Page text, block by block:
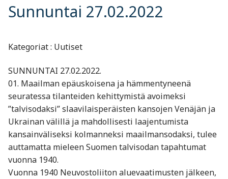
Sunnuntai 27.02.2022
Kategoriat : Uutiset
SUNNUNTAI 27.02.2022.
01. Maailman epäuskoisena ja hämmentyneenä
seuratessa tilanteiden kehittymistä avoimeksi
”talvisodaksi” slaavilaisperäisten kansojen Venäjän ja
Ukrainan välillä ja mahdollisesti laajentumista
kansainväliseksi kolmanneksi maailmansodaksi, tulee
auttamatta mieleen Suomen talvisodan tapahtumat
vuonna 1940.
Vuonna 1940 Neuvostoliiton aluevaatimusten jälkeen,